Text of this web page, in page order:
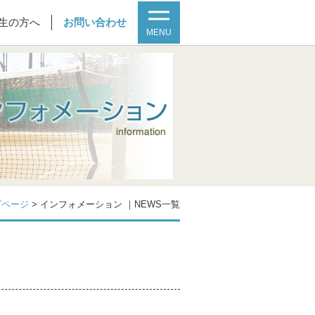
の方へ お問い合わせ
MENU
ージ > インフォメーション ｜NEWS一覧